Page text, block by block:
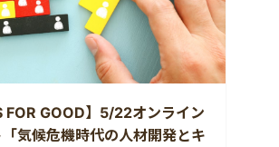
FOR GOOD】5/22オンライン
気候危機時代の人材開発とキ